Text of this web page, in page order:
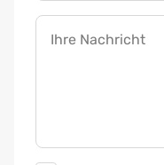
Ihre Nachricht